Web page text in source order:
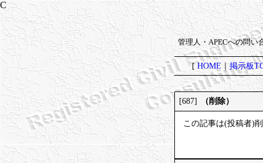
管理人・APECへの問い
[HOME｜掲示板
[687] （削除）
この記事は(投稿者)